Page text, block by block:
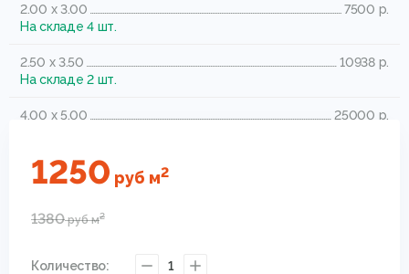
2.00 x 3.00
7500 р.
На складе 4 шт.
2.50 x 3.50
10938 р.
На складе 2 шт.
4.00 x 5.00
25000 р.
1250 руб м2
1380рубм2
Количество: 1